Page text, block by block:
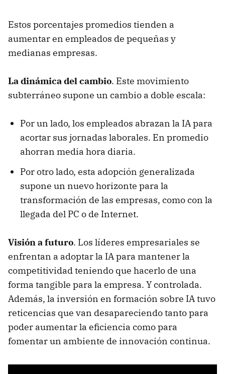
Estos porcentajes promedios tienden a
aumentar en empleados de pequeñas y
medianas empresas.
La dinámica del cambio. Este movimiento
subterráneo supone un cambio a doble escala:
Por un lado, los empleados abrazan la IA para
acortar sus jornadas laborales. En promedio
ahorran media hora diaria.
Por otro lado, esta adopción generalizada
supone un nuevo horizonte para la
transformación de las empresas, como con la
llegada del PC o de Internet.
Visión a futuro. Los líderes empresariales se
enfrentan a adoptar la IA para mantener la
competitividad teniendo que hacerlo de una
forma tangible para la empresa. Y controlada.
Además, la inversión en formación sobre IA tuvo
reticencias que van desapareciendo tanto para
poder aumentar la eficiencia como para
fomentar un ambiente de innovación continua.